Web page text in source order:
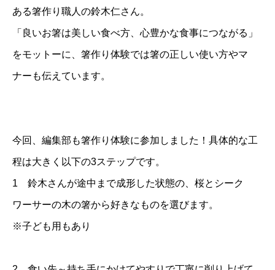
ある箸作り職人の鈴木仁さん。
「良いお箸は美しい食べ方、心豊かな食事につながる」
をモットーに、箸作り体験では箸の正しい使い方やマ
ナーも伝えています。
今回、編集部も箸作り体験に参加しました！具体的な工
程は大きく以下の3ステップです。
1 鈴木さんが途中まで成形した状態の、桜とシーク
ワーサーの木の箸から好きなものを選びます。
※子ども用もあり